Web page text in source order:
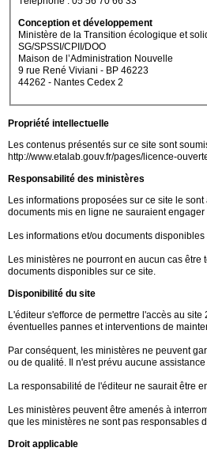
Conception et développement
Ministère de la Transition écologique et
SG/SPSSI/CPII/DOO
Maison de l’Administration Nouvelle
9 rue René Viviani - BP 46223
44262 - Nantes Cedex 2
Propriété intellectuelle
Les contenus présentés sur ce site sont
http://www.etalab.gouv.fr/pages/licence-
Responsabilité des ministères
Les informations proposées sur ce site le
documents mis en ligne ne sauraient
Les informations et/ou documents
Les ministères ne pourront en aucun cas
documents disponibles sur ce site.
Disponibilité du site
L'éditeur s'efforce de permettre l'accès au
éventuelles pannes et interventions de
Par conséquent, les ministères ne peuvent
ou de qualité. Il n'est prévu aucune
La responsabilité de l'éditeur ne saurait être
Les ministères peuvent être amenés à
que les ministères ne sont pas responsables
Droit applicable